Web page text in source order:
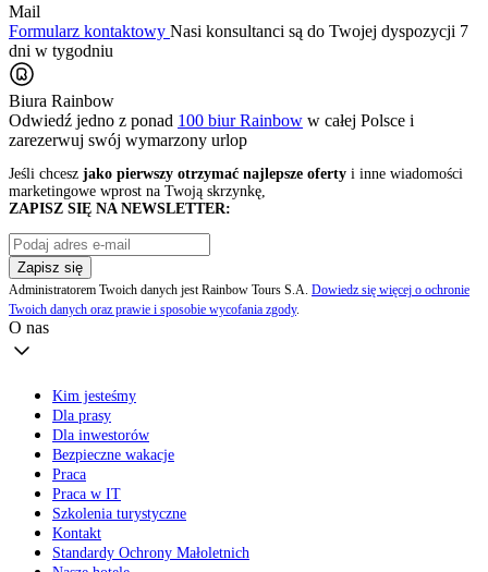
Mail
Formularz kontaktowy Nasi konsultanci są do Twojej dyspozycji 7
dni w tygodniu
Biura Rainbow
Odwiedź jedno z ponad 100 biur Rainbow w całej Polsce i
zarezerwuj swój wymarzony urlop
Jeśli chcesz jako pierwszy otrzymać najlepsze oferty i inne wiadomości
marketingowe wprost na Twoją skrzynkę,
ZAPISZ SIĘ NA NEWSLETTER:
Zapisz się
Administratorem Twoich danych jest Rainbow Tours S.A. Dowiedz się więcej o ochronie
Twoich danych oraz prawie i sposobie wycofania zgody.
O nas
Kim jesteśmy
Dla prasy
Dla inwestorów
Bezpieczne wakacje
Praca
Praca w IT
Szkolenia turystyczne
Kontakt
Standardy Ochrony Małoletnich